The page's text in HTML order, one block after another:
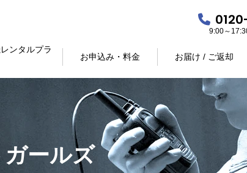
9:00～
ンタルプラ
お申込み・料金 お届け / ご返却
ガールズ